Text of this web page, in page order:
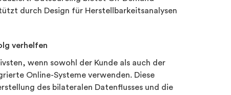
durch Design für Herstellbarkeitsanalysen
verhelfen
wenn sowohl der Kunde als auch der
Online-Systeme verwenden. Diese
des bilateralen Datenflusses und die